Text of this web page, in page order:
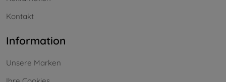
Kontakt
Information
Unsere Marken